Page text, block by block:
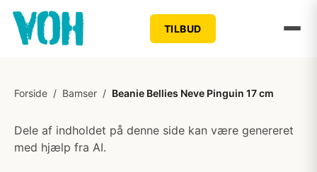
TILBUD
Forside / Bamser / Beanie Bellies Neve Pinguin 17 cm
Dele af indholdet på denne side kan være genereret
med hjælp fra AI.